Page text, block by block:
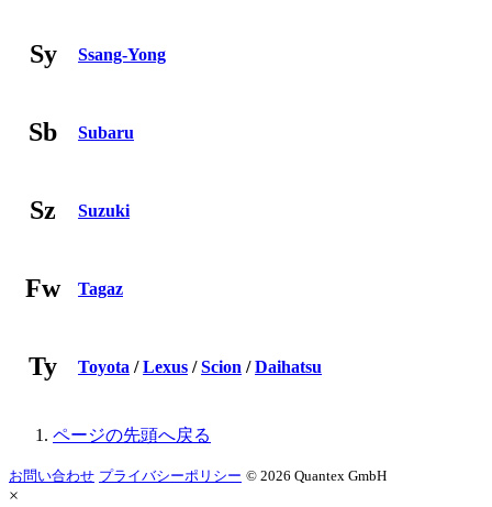
Sy Ssang-Yong
Sb Subaru
Sz Suzuki
Fw Tagaz
Ty Toyota /Lexus /Scion /Daihatsu
ページの先頭へ戻る
お問い合わせ プライバシーポリシー © 2026 Quantex GmbH
×